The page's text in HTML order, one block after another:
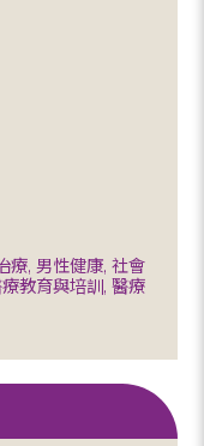
療, 男性健康, 社會
教育與培訓, 醫療